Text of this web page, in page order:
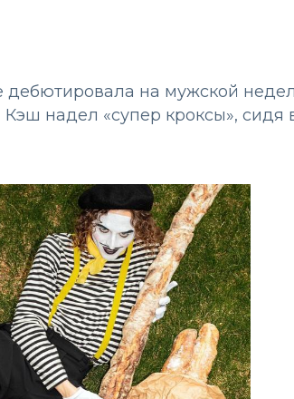
дебютировала на мужской
надел «супер кроксы», сидя